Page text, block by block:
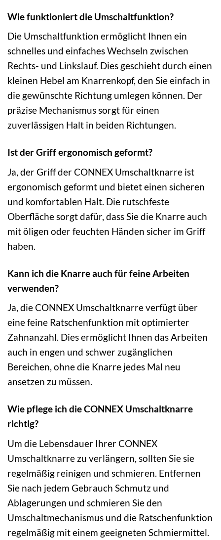
Wie funktioniert die Umschaltfunktion?
Die Umschaltfunktion ermöglicht Ihnen ein
schnelles und einfaches Wechseln zwischen
Rechts- und Linkslauf. Dies geschieht durch einen
kleinen Hebel am Knarrenkopf, den Sie einfach in
die gewünschte Richtung umlegen können. Der
präzise Mechanismus sorgt für einen
zuverlässigen Halt in beiden Richtungen.
Ist der Griff ergonomisch geformt?
Ja, der Griff der CONNEX Umschaltknarre ist
ergonomisch geformt und bietet einen sicheren
und komfortablen Halt. Die rutschfeste
Oberfläche sorgt dafür, dass Sie die Knarre auch
mit öligen oder feuchten Händen sicher im Griff
haben.
Kann ich die Knarre auch für feine Arbeiten
verwenden?
Ja, die CONNEX Umschaltknarre verfügt über
eine feine Ratschenfunktion mit optimierter
Zahnanzahl. Dies ermöglicht Ihnen das Arbeiten
auch in engen und schwer zugänglichen
Bereichen, ohne die Knarre jedes Mal neu
ansetzen zu müssen.
Wie pflege ich die CONNEX Umschaltknarre
richtig?
Um die Lebensdauer Ihrer CONNEX
Umschaltknarre zu verlängern, sollten Sie sie
regelmäßig reinigen und schmieren. Entfernen
Sie nach jedem Gebrauch Schmutz und
Ablagerungen und schmieren Sie den
Umschaltmechanismus und die Ratschenfunktion
regelmäßig mit einem geeigneten Schmiermittel.